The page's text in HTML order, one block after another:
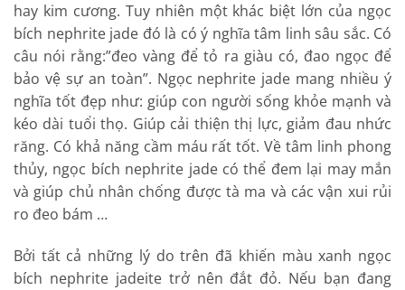
hay kim cương. Tuy nhiên một khác biệt lớn của ngọc
bích nephrite jade đó là có ý nghĩa tâm linh sâu sắc. Có
câu nói rằng:”đeo vàng để tỏ ra giàu có, đao ngọc để
bảo vệ sự an toàn”. Ngọc nephrite jade mang nhiều ý
nghĩa tốt đẹp như: giúp con người sống khỏe mạnh và
kéo dài tuổi thọ. Giúp cải thiện thị lực, giảm đau nhức
răng. Có khả năng cầm máu rất tốt. Về tâm linh phong
thủy, ngọc bích nephrite jade có thể đem lại may mắn
và giúp chủ nhân chống được tà ma và các vận xui rủi
ro đeo bám …
Bởi tất cả những lý do trên đã khiến màu xanh ngọc
bích nephrite jadeite trở nên đắt đỏ. Nếu bạn đang